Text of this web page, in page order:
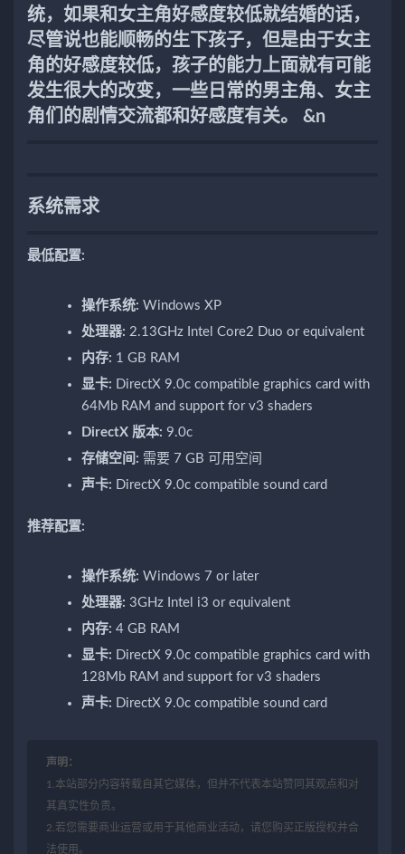
统，如果和女主角好感度较低就结婚的话，
尽管说也能顺畅的生下孩子，但是由于女主
角的好感度较低，孩子的能力上面就有可能
发生很大的改变，一些日常的男主角、女主
角们的剧情交流都和好感度有关。 &n
系统需求
最低配置:
操作系统: Windows XP
处理器: 2.13GHz Intel Core2 Duo or equivalent
内存: 1 GB RAM
显卡: DirectX 9.0c compatible graphics card with
64Mb RAM and support for v3 shaders
DirectX 版本: 9.0c
存储空间: 需要 7 GB 可用空间
声卡: DirectX 9.0c compatible sound card
推荐配置:
操作系统: Windows 7 or later
处理器: 3GHz Intel i3 or equivalent
内存: 4 GB RAM
显卡: DirectX 9.0c compatible graphics card with
128Mb RAM and support for v3 shaders
声卡: DirectX 9.0c compatible sound card
声明：
1.本站部分内容转载自其它媒体，但并不代表本站赞同其观点和对
其真实性负责。
2.若您需要商业运营或用于其他商业活动，请您购买正版授权并合
法使用。